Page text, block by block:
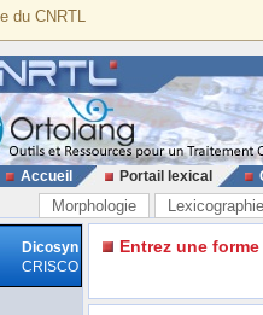
du CNRTL
Accueil Portail lexical
Morphologie Lexicographie
Dicosyn
CRISCO
Entrez une forme